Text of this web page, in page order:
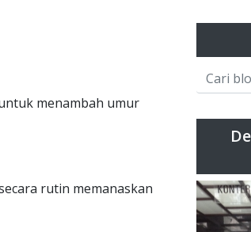
menambah umur
rutin memanaskan